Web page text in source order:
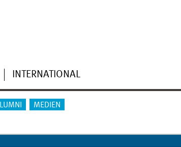
INTERNATIONAL
MEDIEN